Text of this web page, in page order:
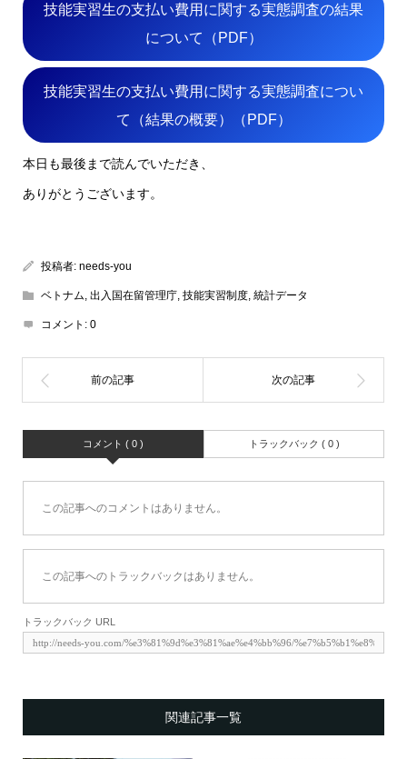
技能実習生の支払い費用に関する実態調査の結果
について（PDF）
技能実習生の支払い費用に関する実態調査につい
て（結果の概要）（PDF）
本日も最後まで読んでいただき、
ありがとうございます。
投稿者: needs-you
ベトナム, 出入国在留管理庁, 技能実習制度, 統計データ
コメント: 0
コメント ( 0 ) トラックバック ( 0 )
この記事へのコメントはありません。
この記事へのトラックバックはありません。
トラックバック URL
関連記事一覧